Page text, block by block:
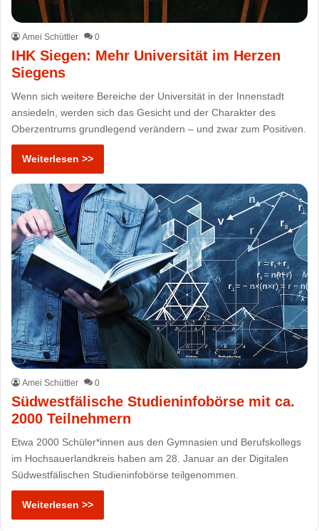
Amei Schüttler 0
IHK Siegen: Mehr Universität im Herzen
Siegens
Wenn sich weitere Bereiche der Universität in der Innenstadt
ansiedeln, werden sich das Gesicht und der Charakter des
Oberzentrums grundlegend verändern – und zwar zum Positiven.
Weiterlesen >>
Amei Schüttler 0
Südwestfälische Studieninfobörse mit ca.
2000 Teilnehmern
Etwa 2000 Schüler*innen aus den Gymnasien und Berufskollegs
im Hochsauerlandkreis haben am 28. Januar an der Digitalen
Südwestfälischen Studieninfobörse teilgenommen.
Weiterlesen >>